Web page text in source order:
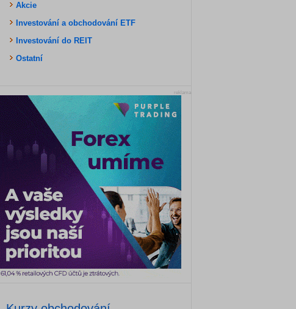
Akcie
Investování a obchodování ETF
Investování do REIT
Ostatní
reklama